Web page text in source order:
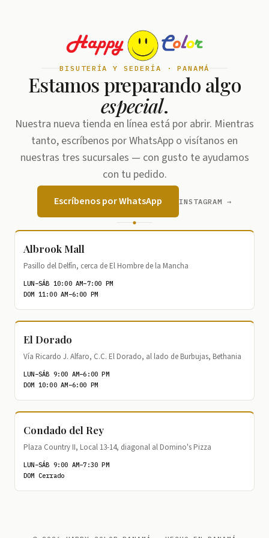
BISUTERÍA Y SEDERÍA · PANAMÁ
Estamos preparando algo
especial.
Nuestra nueva tienda en línea está por abrir. Mientras
tanto, escríbenos por WhatsApp o visítanos en
nuestras tres sucursales — con gusto te ayudamos
con tu pedido.
Escríbenos por WhatsApp INSTAGRAM →
Albrook Mall
Pasillo del Delfín, cerca de El Hombre de la Mancha
LUN–SÁB 10:00 AM–7:00 PM
DOM 11:00 AM–6:00 PM
El Dorado
Vía Ricardo J. Alfaro, C.C. El Dorado, al lado de Burbujas, Bethania
LUN–SÁB 9:00 AM–6:00 PM
DOM 10:00 AM–6:00 PM
Condado del Rey
Plaza Country II, Local 13-14, diagonal al Domino's Pizza
LUN–SÁB 9:00 AM–7:30 PM
DOM Cerrado